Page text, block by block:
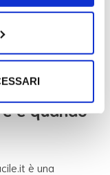
e quando
è una